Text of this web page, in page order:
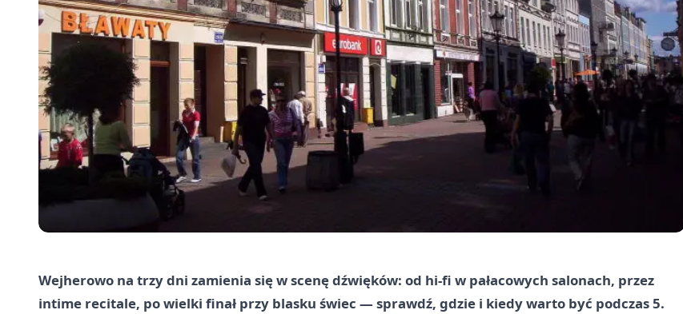
Wejherowo na trzy dni zamienia się w scenę dźwięków: od hi‑fi w pałacowych salonach, przez
intime recitale, po wielki finał przy blasku świec — sprawdź, gdzie i kiedy warto być podczas 5.